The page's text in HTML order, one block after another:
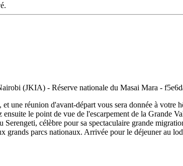
une réunion d'avant-départ vous sera donnée à votre
le point de vue de l'escarpement de la Grande
Serengeti, célèbre pour sa spectaculaire grande
grands parcs nationaux. Arrivée pour le déjeuner au